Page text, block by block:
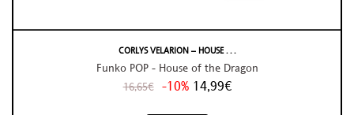
CORLYS VELARION – HOUSE . . .
Funko POP - House of the Dragon
16,65€ -10% 14,99€